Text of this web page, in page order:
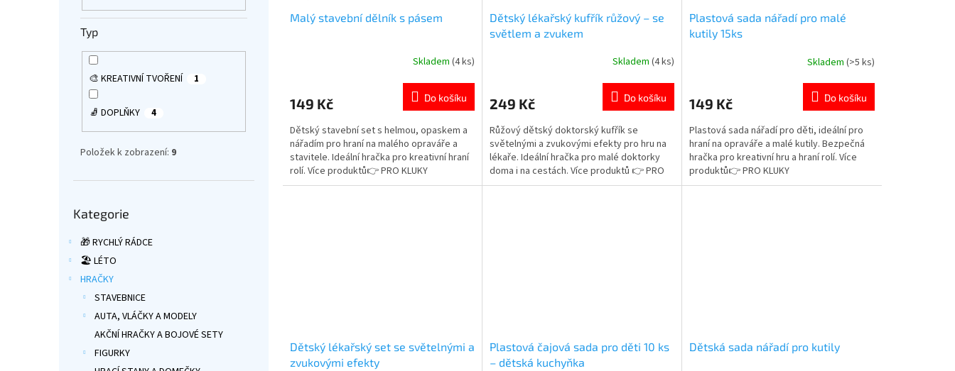
Typ
🎨 KREATIVNÍ TVOŘENÍ 1
🧦 DOPLŇKY 4
Položek k zobrazení: 9
kategorie
Kategorie
🎁 RYCHLÝ RÁDCE
🏖️ LÉTO
HRAČKY
STAVEBNICE
AUTA, VLÁČKY A MODELY
AKČNÍ HRAČKY A BOJOVÉ SETY
FIGURKY
Malý stavební dělník s pásem
je
z
5
hvězdiček.
Skladem (4 ks)
149 Kč Do košíku
Dětský stavební set s helmou, opaskem a
nářadím pro hraní na malého opraváře a
stavitele. Ideální hračka pro kreativní hraní
rolí. Více produktů👉 PRO KLUKY
Dětský lékařský kufřík růžový – se
světlem a zvukem
je
z
5
hvězdiček.
Skladem (4 ks)
249 Kč Do košíku
Růžový dětský doktorský kufřík se
světelnými a zvukovými efekty pro hru na
lékaře. Ideální hračka pro malé doktorky
doma i na cestách. Více produktů 👉 PRO
HOLKY
Plastová sada nářadí pro malé
kutily 15ks
je
z
5
hvězdiček.
Skladem (>5 ks)
149 Kč Do košíku
Plastová sada nářadí pro děti, ideální pro
hraní na opraváře a malé kutily. Bezpečná
hračka pro kreativní hru a hraní rolí. Více
produktů👉 PRO KLUKY
Dětský lékařský set se světelnými a
zvukovými efekty
Plastová čajová sada pro děti 10 ks
– dětská kuchyňka
Dětská sada nářadí pro kutily